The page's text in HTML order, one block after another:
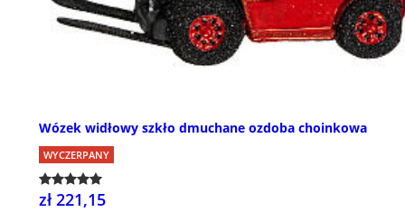
Wózek widłowy szkło dmuchane ozdoba choinkowa
WYCZERPANY
zł 221,15